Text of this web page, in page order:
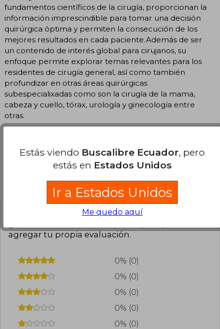
fundamentos científicos de la cirugía, proporcionan la
información imprescindible para tomar una decisión
quirúrgica óptima y permiten la consecución de los
mejores resultados en cada paciente.Además de ser
un contenido de interés global para cirujanos, su
enfoque permite explorar temas relevantes para los
residentes de cirugía general, así como también
profundizar en otras áreas quirúrgicas
subespecialixadas como son la cirugía de la mama,
cabeza y cuello, tórax, urología y ginecología entre
otras.
Opiniones del libro
agregar tu propia evaluación.
0% (0)
0% (0)
0% (0)
0% (0)
0% (0)
Estás viendo Buscalibre Ecuador, pero
estás en Estados Unidos
Ir a Estados Unidos
Me quedo aquí